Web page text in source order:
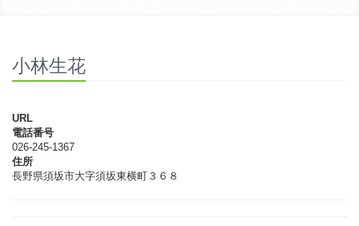
小林生花
URL
電話番号
026-245-1367
住所
長野県須坂市大字須坂東横町３６８